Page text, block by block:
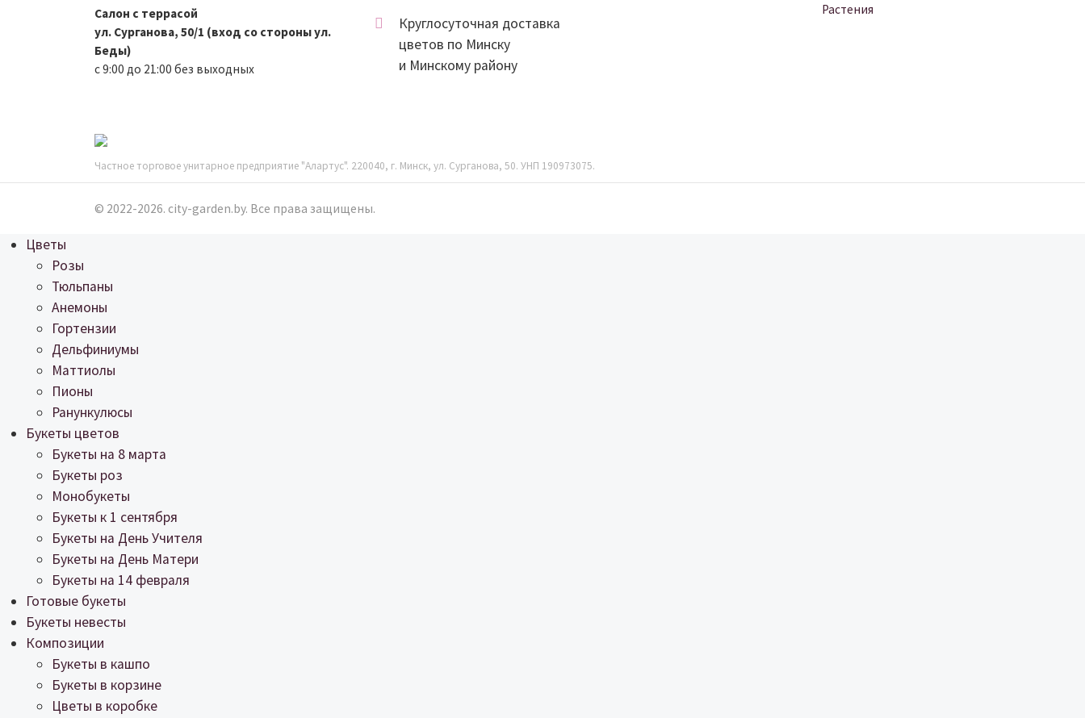
Салон с террасой
ул. Сурганова, 50/1 (вход со стороны ул.
Беды)
с 9:00 до 21:00 без выходных
Круглосуточная доставка
цветов по Минску
и Минскому району
Растения
Частное торговое унитарное предприятие "Алартус". 220040, г. Минск, ул. Сурганова, 50. УНП 190973075.
© 2022-2026. city-garden.by. Все права защищены.
Цветы
Розы
Тюльпаны
Анемоны
Гортензии
Дельфиниумы
Маттиолы
Пионы
Ранункулюсы
Букеты цветов
Букеты на 8 марта
Букеты роз
Монобукеты
Букеты к 1 сентября
Букеты на День Учителя
Букеты на День Матери
Букеты на 14 февраля
Готовые букеты
Букеты невесты
Композиции
Букеты в кашпо
Букеты в корзине
Цветы в коробке